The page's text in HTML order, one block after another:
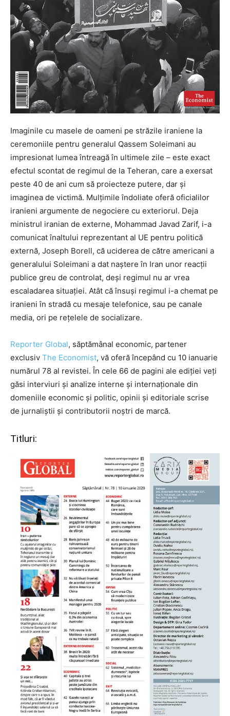
Imaginile cu masele de oameni pe străzile iraniene la
ceremoniile pentru generalul Qassem Soleimani au
impresionat lumea întreagă în ultimele zile – este exact
efectul scontat de regimul de la Teheran, care a exersat
peste 40 de ani cum să proiecteze putere, dar și
imaginea de victimă. Mulțimile îndoliate oferă oficialilor
iranieni argumente de negociere cu exteriorul. Deja
ministrul iranian de externe, Mohammad Javad Zarif, i-a
comunicat înaltului reprezentant al UE pentru politică
externă, Joseph Borell, că uciderea de către americani a
generalului Soleimani a dat naștere în Iran unor reacții
publice greu de controlat, deși regimul nu ar vrea
escaladarea situației. Atât că însuși regimul i-a chemat pe
iranieni în stradă cu mesaje telefonice, sau pe canale
media, ori pe rețelele de socializare.
Reporter Global, săptămânal economic, partener
exclusiv The Economist, vă oferă începând cu 10 ianuarie
numărul 78 al revistei. În cele 66 de pagini ale ediției veți
găsi interviuri și analize interne și internaționale din
domeniile economic și politic, opinii și editoriale scrise
de jurnaliștii și contributorii noștri de marcă.
Titluri: